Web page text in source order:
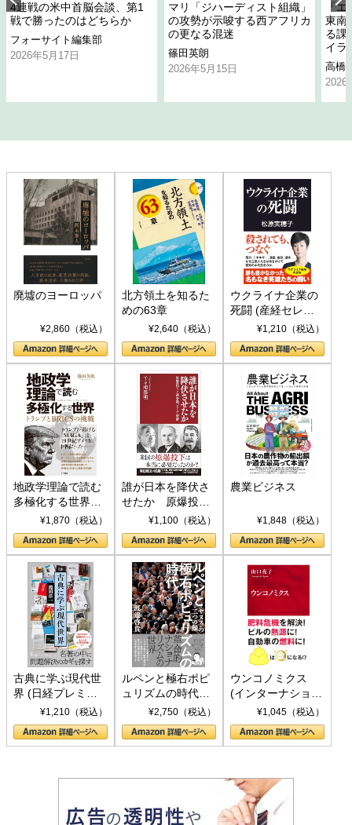
4連戦の米中首脳会談、第1
戦で勝ったのはどちらか
フォーサイト編集部
2026年5月17日
マリ「ジハーディスト組織」
の攻勢が示唆する西アフリカ
の更なる混迷
篠田英朗
2026年5月15日
「
東南
る課
イラ
高橋
2026
廃墟のヨーロッパ
¥2,860（税込）
北方領土を知るた
めの63章
¥2,640（税込）
ウクライナ企業の
死闘 (産経セレク
ト S 039)¥1,210（税込）
地政学理論で読む
多極化する世界：
トランプとBRICS
の挑戦
¥1,870（税込）
誰が日本を降伏さ
せたか 原爆投
下、ソ連参戦、そ
して聖断 (PHP新
書)
¥1,100（税込）
農業ビジネス
¥1,848（税込）
古典に学ぶ現代世
界 (日経プレミア
シリーズ)¥1,210（税込）
ルペンと極右ポピ
ュリズムの時代：
〈ヤヌス〉の二つ
の顔
¥2,750（税込）
ウンコノミクス
(インターナショナ
ル新書)¥1,045（税込）